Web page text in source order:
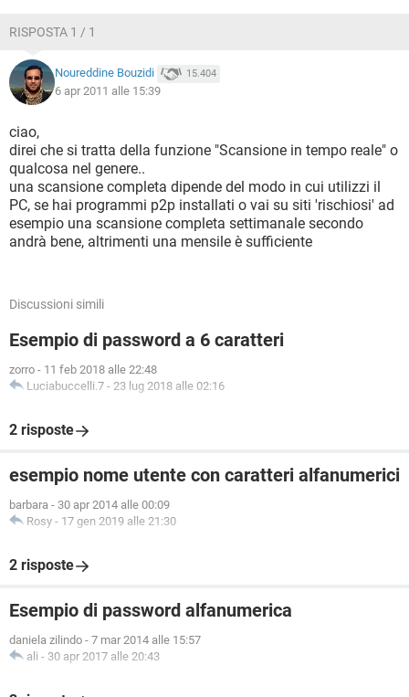
RISPOSTA 1 / 1
Noureddine Bouzidi 15.404
6 apr 2011 alle 15:39
ciao,
direi che si tratta della funzione "Scansione in tempo reale" o
qualcosa nel genere..
una scansione completa dipende del modo in cui utilizzi il
PC, se hai programmi p2p installati o vai su siti 'rischiosi' ad
esempio una scansione completa settimanale secondo
andrà bene, altrimenti una mensile è sufficiente
Discussioni simili
Esempio di password a 6 caratteri
zorro - 11 feb 2018 alle 22:48
Luciabuccelli.7 - 23 lug 2018 alle 02:16
2 risposte
esempio nome utente con caratteri alfanumerici
barbara - 30 apr 2014 alle 00:09
Rosy - 17 gen 2019 alle 21:30
2 risposte
Esempio di password alfanumerica
daniela zilindo - 7 mar 2014 alle 15:57
ali - 30 apr 2017 alle 20:43